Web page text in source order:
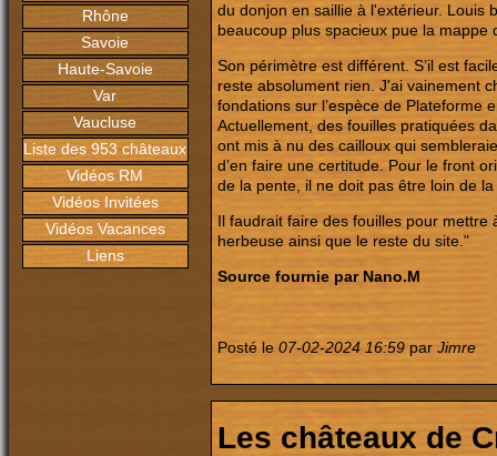
Rhône
Savoie
Haute-Savoie
Var
Vaucluse
Liste des 953 châteaux
Vidéos RM
Vidéos Invitées
Vidéos Vacances
Liens
du donjon en saillie à l'extérieur. Louis
beaucoup plus spacieux pue la mappe
Son périmètre est différent. S’il est
reste absolument rien. J'ai vainement
fondations sur l’espèce de Plateforme
Actuellement, des fouilles pratiquées
ont mis à nu des cailloux qui
d’en faire une certitude. Pour le front
de la pente, il ne doit pas être loin de
Il faudrait faire des fouilles pour
herbeuse ainsi que le reste du site."
Source fournie par Nano.M
Posté le 07-02-2024 16:59 par Jimre
Les châteaux de